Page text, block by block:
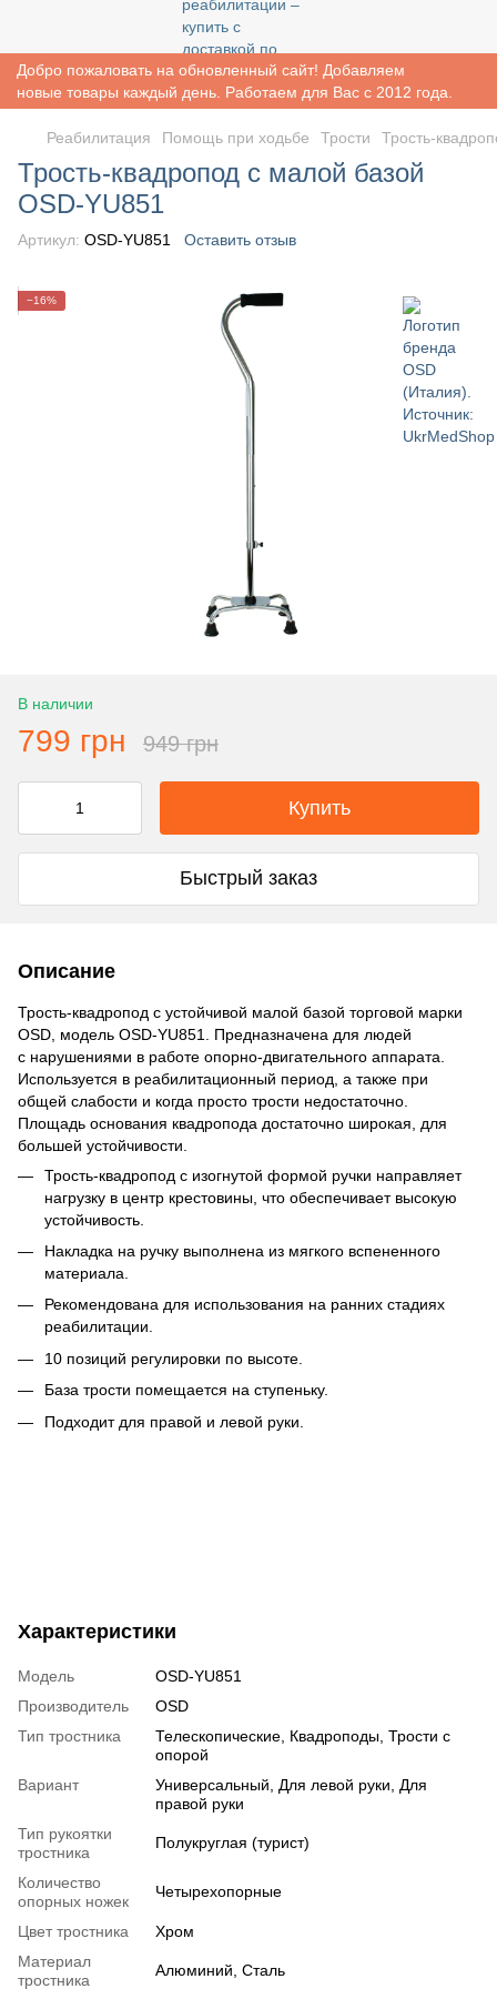
Добро пожаловать на обновленный сайт! Добавляем
новые товары каждый день. Работаем для Вас с 2012 года.
Реабилитация Помощь при ходьбе Трости Трость-
Трость-квадропод с малой базой
OSD-YU851
Артикул: OSD-YU851 Оставить отзыв
−16%
В наличии
799 грн 949 грн
Купить
Быстрый заказ
Описание
Трость-квадропод с устойчивой малой базой торговой марки
OSD, модель OSD-YU851. Предназначена для людей
с нарушениями в работе опорно-двигательного аппарата.
Используется в реабилитационный период, а также при
общей слабости и когда просто трости недостаточно.
Площадь основания квадропода достаточно широкая, для
большей устойчивости.
Трость-квадропод с изогнутой формой ручки направляет
нагрузку в центр крестовины, что обеспечивает высокую
устойчивость.
Накладка на ручку выполнена из мягкого вспененного
материала.
Рекомендована для использования на ранних стадиях
реабилитации.
10 позиций регулировки по высоте.
База трости помещается на ступеньку.
Подходит для правой и левой руки.
Характеристики
Модель
OSD-YU851
Производитель
OSD
Тип тростника
Телескопические Квадроподы Трости с
опорой
Вариант
Универсальный Для левой руки
Для
правой руки
Тип рукоятки
тростника
Полукруглая (турист)
Количество
опорных ножек
Четырехопорные
Цвет тростника
Хром
Материал
тростника
Алюминий Сталь